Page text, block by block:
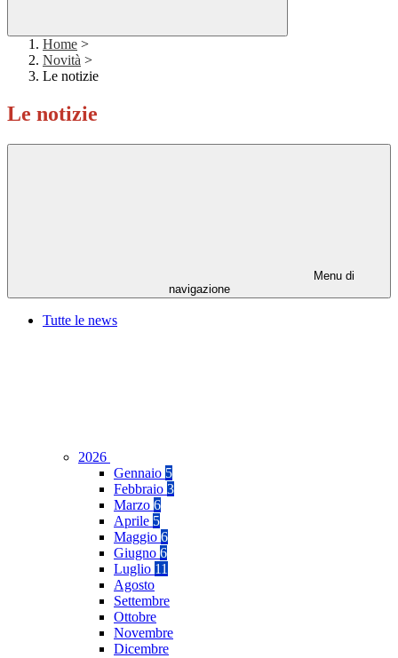
Home >
Novità >
Le notizie
Le notizie
Menu di
navigazione
Tutte le news
2026
Gennaio 5
Febbraio 3
Marzo 6
Aprile 5
Maggio 6
Giugno 6
Luglio 11
Agosto
Settembre
Ottobre
Novembre
Dicembre